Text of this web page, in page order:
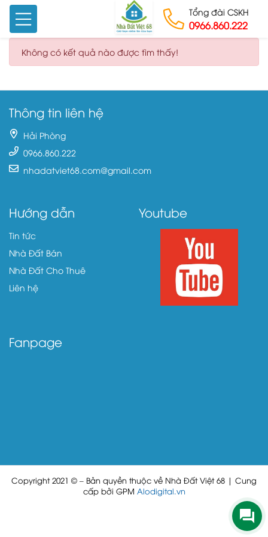
Tổng đài CSKH
0966.860.222
Không có kết quả nào được tìm thấy!
Thông tin liên hệ
Hải Phòng
0966.860.222
nhadatviet68.com@gmail.com
Hướng dẫn
Tin tức
Nhà Đất Bán
Nhà Đất Cho Thuê
Liên hệ
Youtube
Fanpage
Copyright 2021 © – Bản quyền thuộc về Nhà Đất Việt 68 | Cung
cấp bởi GPM Alodigital.vn